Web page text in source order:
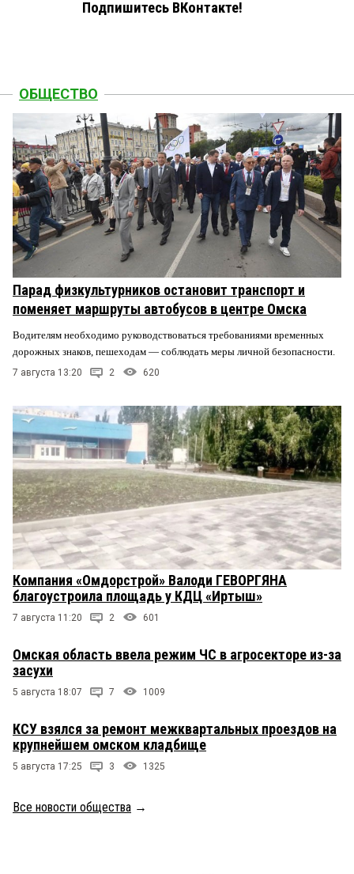
Подпишитесь ВКонтакте!
ОБЩЕСТВО
Парад физкультурников остановит транспорт и
поменяет маршруты автобусов в центре Омска
Водителям необходимо руководствоваться требованиями временных
дорожных знаков, пешеходам — соблюдать меры личной безопасности.
7 августа 13:20 2 620
Компания «Омдорстрой» Валоди ГЕВОРГЯНА
благоустроила площадь у КДЦ «Иртыш»
7 августа 11:20 2 601
Омская область ввела режим ЧС в агросекторе из-за
засухи
5 августа 18:07 7 1009
КСУ взялся за ремонт межквартальных проездов на
крупнейшем омском кладбище
5 августа 17:25 3 1325
Все новости общества →